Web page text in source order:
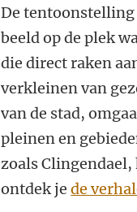
De
beeld op de plek
die direct raken
verkleinen van
van de stad,
pleinen en
zoals
ontdek jede